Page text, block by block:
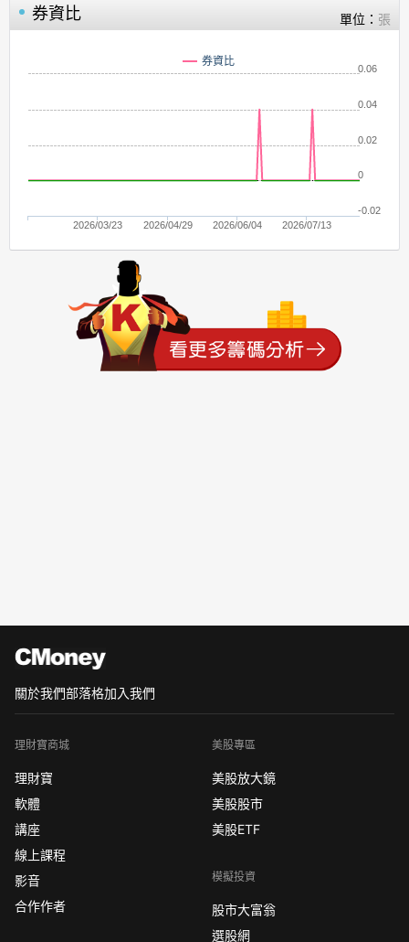
券資比 單位： 張
券資比
2026/03/23 2026/04/29 2026/06/04 2026/07/13
-0.02
0
0.02
0.04
0.06
關於我們部落格加入我們
理財寶商城
理財寶
軟體
講座
線上課程
影音
合作作者
美股專區
美股放大鏡
美股股市
美股ETF
模擬投資
股市大富翁
選股網